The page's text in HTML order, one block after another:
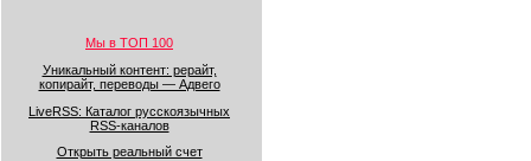
Мы в ТОП 100
Уникальный контент: рерайт,
копирайт, переводы — Адвего
LiveRSS: Каталог русскоязычных
RSS-каналов
Открыть реальный счет